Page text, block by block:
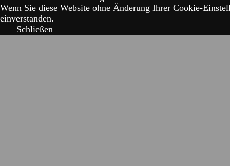
Wenn Sie diese Website ohne Änderung Ihrer Cookie-
einverstanden.
Schließen